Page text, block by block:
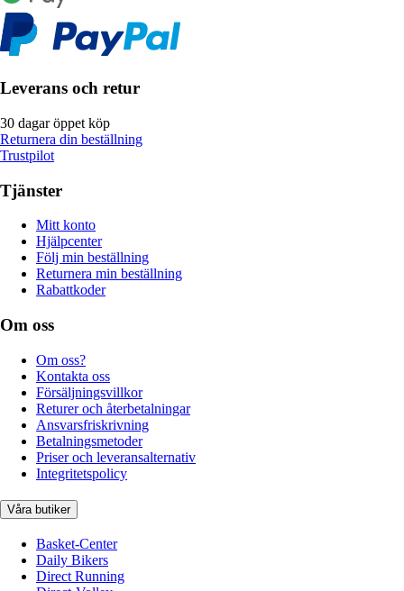
Leverans och retur
30 dagar öppet köp
Returnera din beställning
Trustpilot
Tjänster
Mitt konto
Hjälpcenter
Följ min beställning
Returnera min beställning
Rabattkoder
Om oss
Om oss?
Kontakta oss
Försäljningsvillkor
Returer och återbetalningar
Ansvarsfriskrivning
Betalningsmetoder
Priser och leveransalternativ
Integritetspolicy
Våra butiker
Basket-Center
Daily Bikers
Direct Running